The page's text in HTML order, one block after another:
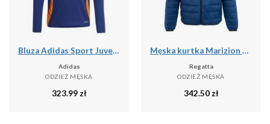
Bluza Adidas Sport Juve Tr Top Dorosłych
Adidas
ODZIEŻ MĘSKA
323.99zł
Męska kurtka Marizion z kapturem
Regatta
ODZIEŻ MĘSKA
342.50zł